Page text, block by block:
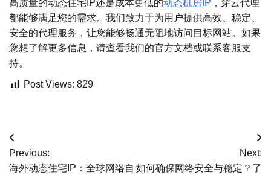
高质量的动态住宅IP还是成本更低的动态机房IP ，穿云代理
都能够满足您的需求。我们致力于为用户提供高效、稳定、
安全的代理服务，让您能够畅通无阻地访问目标网站。如果
您想了解更多信息，请查看我们的官方文档或联系客服支
持。
Post Views: 829
文
章
Previous:
海外动态住宅IP：全球网络自
Next:
如何确保网络安全与稳定？了